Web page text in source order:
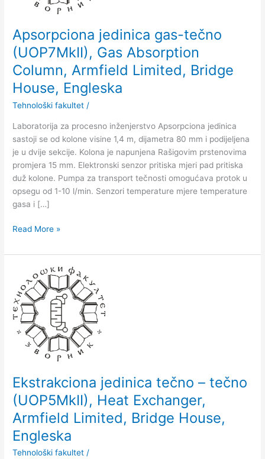
Apsorpciona jedinica gas-tečno
(UOP7MkII), Gas Absorption
Column, Armfield Limited, Bridge
House, Engleska
Tehnološki fakultet /
Laboratorija za procesno inženjerstvo Apsorpciona jedinica
sastoji se od kolone visine 1,4 m, dijametra 80 mm i podijelјena
je u dvije sekcije. Kolona je napunjena Rašigovim prstenovima
promjera 15 mm. Elektronski senzor pritiska mjeri pad pritiska
duž kolone. Pumpa za transport tečnosti omogućava protok u
opsegu od 1-10 l/min. Senzori temperature mjere temperature
gasa i […]
Absorption
Armfield
Limited,
Bridge
House,
Engleska
Read More »
Ekstrakciona jedinica tečno – tečno
(UOP5MkII), Heat Exchanger,
Armfield Limited, Bridge House,
Engleska
Tehnološki fakultet /
Ekstrakciona
jedinica
tečno
–
tečno
(UOP5MkII),
Armfield
Limited,
Bridge
House,
Engleska